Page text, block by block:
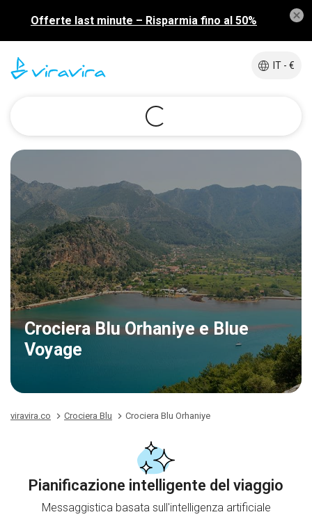
Offerte last minute – Risparmia fino al 50%
IT - €
Crociera Blu Orhaniye e Blue
Voyage
viravira.co Crociera Blu Crociera Blu Orhaniye
Pianificazione intelligente del viaggio
Messaggistica basata sull'intelligenza artificiale